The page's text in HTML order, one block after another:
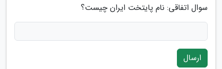
سوال اتفاقی: نام پایتخت ایران چیست؟
ارسال